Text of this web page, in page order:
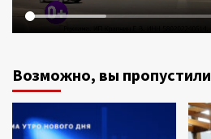
Возможно, вы пропустили